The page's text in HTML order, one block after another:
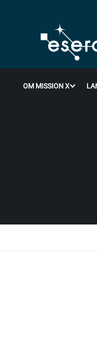
OM MISSION X